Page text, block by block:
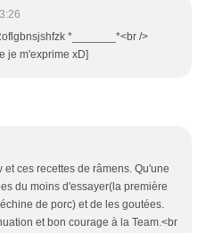
*_______*<br />
je m'exprime xD]
et ces recettes de râmens. Qu'une
du moins d'essayer(la première
de porc) et de les goutées.
et bon courage à la Team.<br